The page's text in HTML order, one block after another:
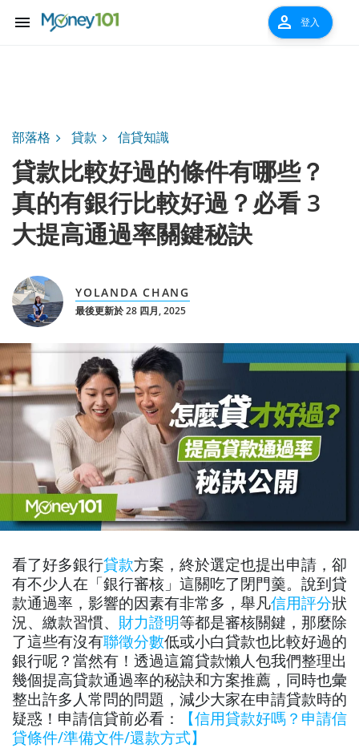
menu person 登入
部落格 貸款 信貸知識
貸款比較好過的條件有哪些？
真的有銀行比較好過？必看 3
大提高通過率關鍵秘訣
YOLANDA CHANG
最後更新於 28 四月, 2025
看了好多銀行貸款方案，終於選定也提出申請，卻
有不少人在「銀行審核」這關吃了閉門羹。說到貸
款通過率，影響的因素有非常多，舉凡信用評分狀
況、繳款習慣、 財力證明等都是審核關鍵，那麼除
了這些有沒有聯徵分數低或小白貸款也比較好過的
銀行呢？當然有！透過這篇貸款懶人包我們整理出
幾個提高貸款通過率的秘訣和方案推薦，同時也彙
整出許多人常問的問題，減少大家在申請貸款時的
疑惑！申請信貸前必看：
【信用貸款好嗎？申請信
貸條件/準備文件/還款方式】